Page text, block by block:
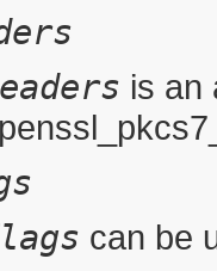
is an
can be